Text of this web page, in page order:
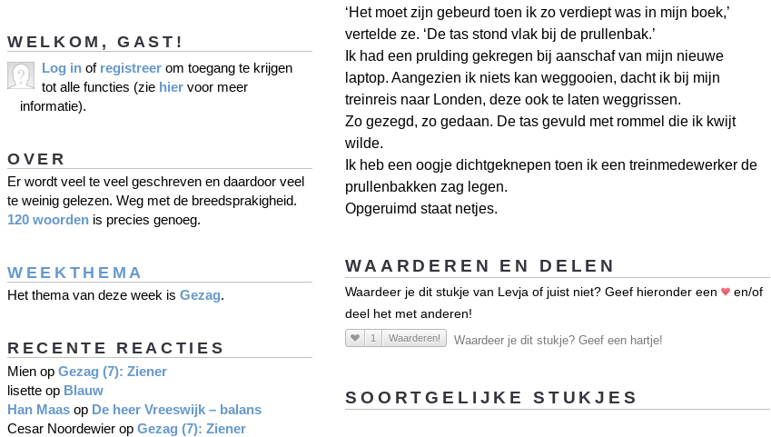
‘Het moet zijn gebeurd toen ik zo verdiept was in mijn boek,’
vertelde ze. ‘De tas stond vlak bij de prullenbak.’
Ik had een prulding gekregen bij aanschaf van mijn nieuwe
laptop. Aangezien ik niets kan weggooien, dacht ik bij mijn
treinreis naar Londen, deze ook te laten weggrissen.
Zo gezegd, zo gedaan. De tas gevuld met rommel die ik kwijt
wilde.
Ik heb een oogje dichtgeknepen toen ik een treinmedewerker de
prullenbakken zag legen.
Opgeruimd staat netjes.
WAARDEREN EN DELEN
Waardeer je dit stukje van Levja of juist niet? Geef hieronder een
en/of
deel het met anderen!
1 Waarderen! Waardeer je dit stukje? Geef een hartje!
SOORTGELIJKE STUKJES
WELKOM, GAST!
Log in of registreer om toegang te krijgen
tot alle functies (zie hier voor meer
informatie).
OVER
Er wordt veel te veel geschreven en daardoor veel
te weinig gelezen. Weg met de breedsprakigheid.
120 woorden is precies genoeg.
WEEKTHEMA
Het thema van deze week is Gezag.
RECENTE REACTIES
Mien op Gezag (7): Ziener
lisette op Blauw
Han Maas op De heer Vreeswijk – balans
Cesar Noordewier op Gezag (7): Ziener